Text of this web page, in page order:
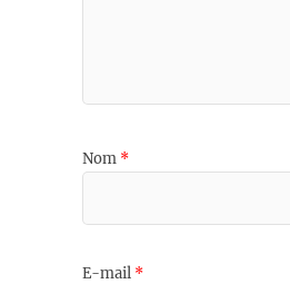
Nom *
E-mail *